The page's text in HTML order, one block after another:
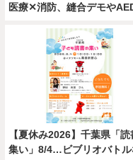
医療✕消防、縫合デモや
【夏休み2026】千葉県「読
集い」8/4…ビブリオバトル